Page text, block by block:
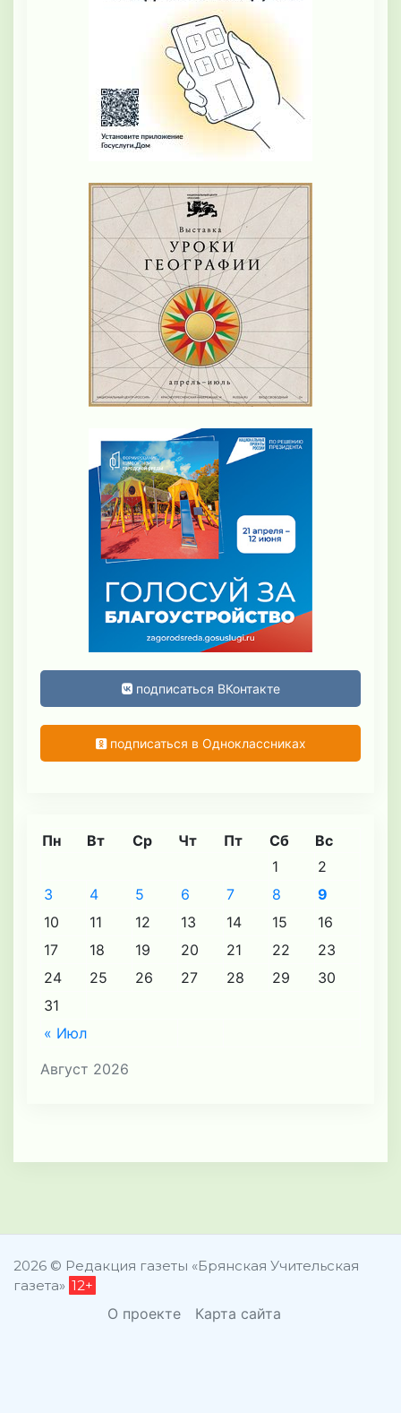
подписаться ВКонтакте
подписаться в Одноклассниках
Август 2026
Пн Вт Ср Чт Пт Сб Вс
« Июл
1
2
3
4 5 6 7 8
9
10
11 12 13 14 15
16
17
18 19 20 21 22
23
24
25 26 27 28 29
30
31
2026 © Редакция газеты «Брянская Учительская
газета» 12+
О проекте Карта сайта